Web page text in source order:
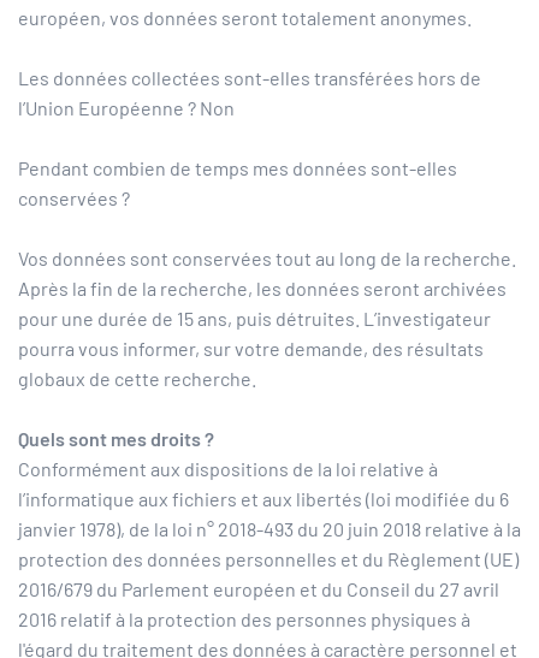
européen, vos données seront totalement anonymes.
Les données collectées sont-elles transférées hors de
l’Union Européenne ? Non
Pendant combien de temps mes données sont-elles
conservées ?
Vos données sont conservées tout au long de la recherche.
Après la fin de la recherche, les données seront archivées
pour une durée de 15 ans, puis détruites. L’investigateur
pourra vous informer, sur votre demande, des résultats
globaux de cette recherche.
Quels sont mes droits ?
Conformément aux dispositions de la loi relative à
l’informatique aux fichiers et aux libertés (loi modifiée du 6
janvier 1978), de la loi n° 2018-493 du 20 juin 2018 relative à la
protection des données personnelles et du Règlement (UE)
2016/679 du Parlement européen et du Conseil du 27 avril
2016 relatif à la protection des personnes physiques à
l'égard du traitement des données à caractère personnel et